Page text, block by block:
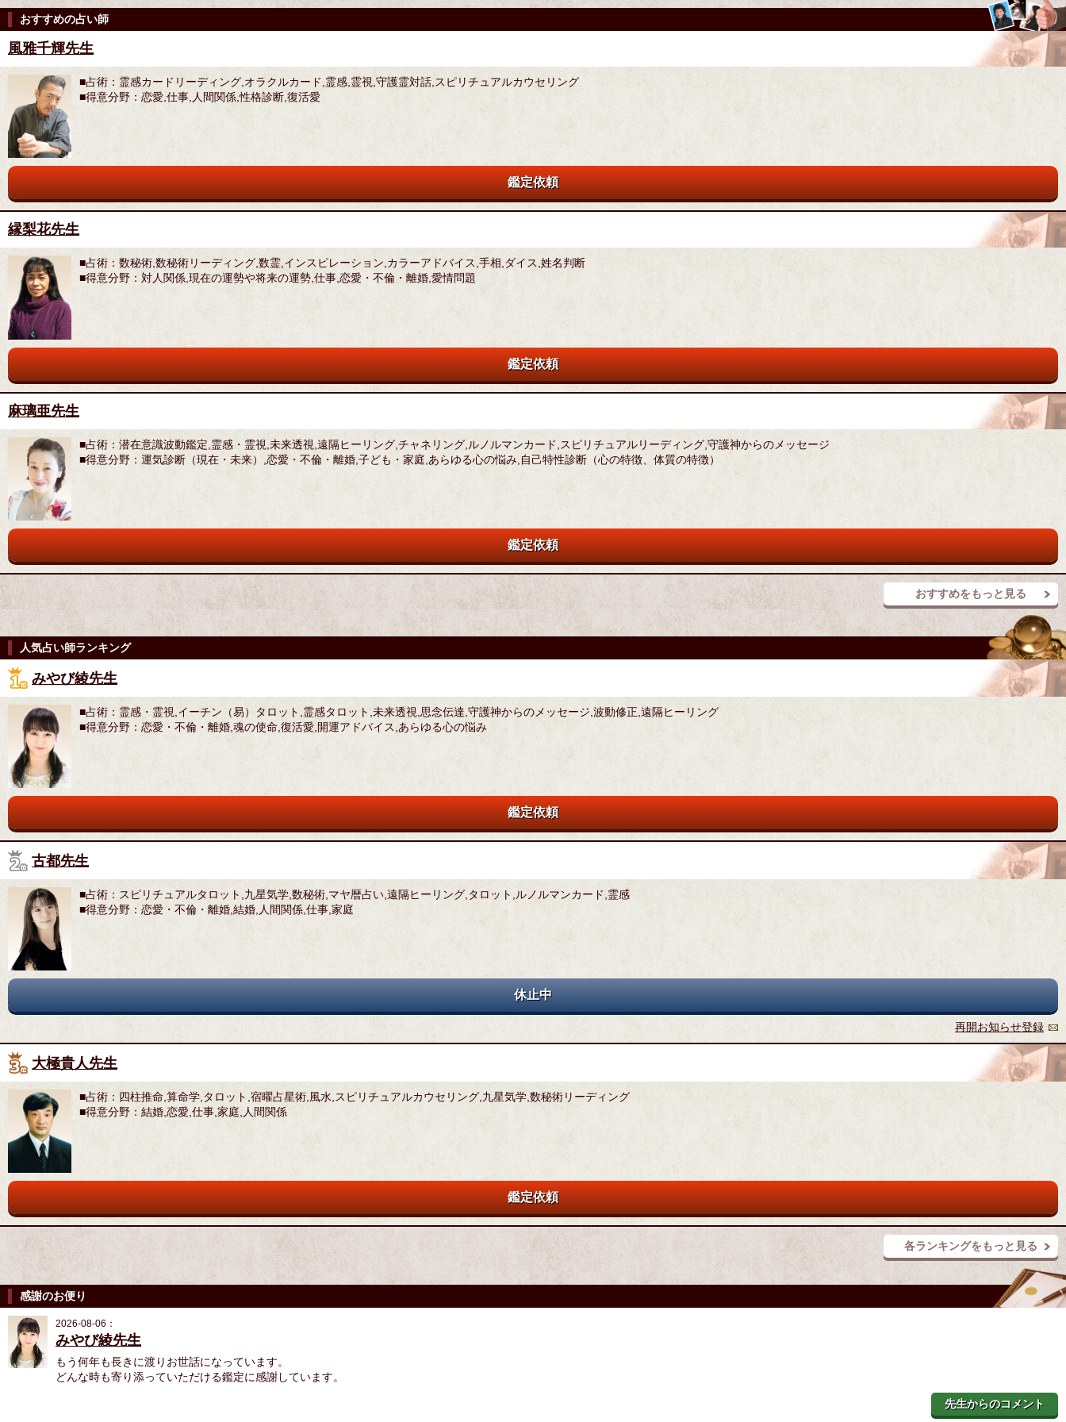
おすすめの占い師
風雅千輝先生
■占術：霊感カードリーディング,オラクルカード,霊感,霊視,守護霊対話,スピリチュアルカウセリング
■得意分野：恋愛,仕事,人間関係,性格診断,復活愛
鑑定依頼
縁梨花先生
■占術：数秘術,数秘術リーディング,数霊,インスピレーション,カラーアドバイス,手相,ダイス,姓名判断
■得意分野：対人関係,現在の運勢や将来の運勢,仕事,恋愛・不倫・離婚,愛情問題
鑑定依頼
麻璃亜先生
■占術：潜在意識波動鑑定,霊感・霊視,未来透視,遠隔ヒーリング,チャネリング,ルノルマンカード,スピリチュアルリーディング,守護神からのメッセージ
■得意分野：運気診断（現在・未来）,恋愛・不倫・離婚,子ども・家庭,あらゆる心の悩み,自己特性診断（心の特徴、体質の特徴）
鑑定依頼
おすすめをもっと見る
人気占い師ランキング
みやび綾先生
■占術：霊感・霊視,イーチン（易）タロット,霊感タロット,未来透視,思念伝達,守護神からのメッセージ,波動修正,遠隔ヒーリング
■得意分野：恋愛・不倫・離婚,魂の使命,復活愛,開運アドバイス,あらゆる心の悩み
鑑定依頼
古都先生
■占術：スピリチュアルタロット,九星気学,数秘術,マヤ暦占い,遠隔ヒーリング,タロット,ルノルマンカード,霊感
■得意分野：恋愛・不倫・離婚,結婚,人間関係,仕事,家庭
休止中
再開お知らせ登録
大極貴人先生
■占術：四柱推命,算命学,タロット,宿曜占星術,風水,スピリチュアルカウセリング,九星気学,数秘術リーディング
■得意分野：結婚,恋愛,仕事,家庭,人間関係
鑑定依頼
各ランキングをもっと見る
感謝のお便り
2026-08-06：
みやび綾先生
もう何年も長きに渡りお世話になっています。
どんな時も寄り添っていただける鑑定に感謝しています。
先生からのコメント